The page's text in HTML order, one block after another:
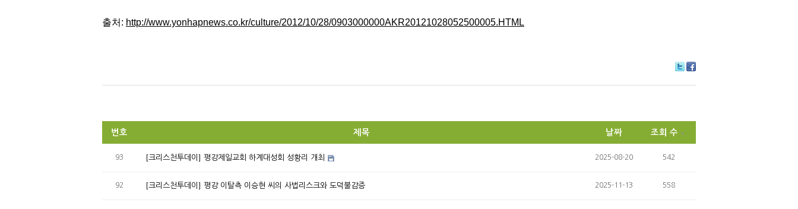
출처: http://www.yonhapnews.co.kr/culture/2012/10/28/0903000000AKR20121028052500005.HTML
itte ce
번호 제목 날짜 조회 수
93 [크리스천투데이] 평강제일교회 하계대성회 성황리 개최 2025-08-20 542
92 [크리스천투데이] 평강 이탈측 이승현 씨의 사법리스크와 도덕불감증 2025-11-13 558